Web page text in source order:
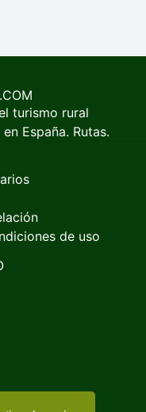
turismo rural
España. Rutas.
de uso